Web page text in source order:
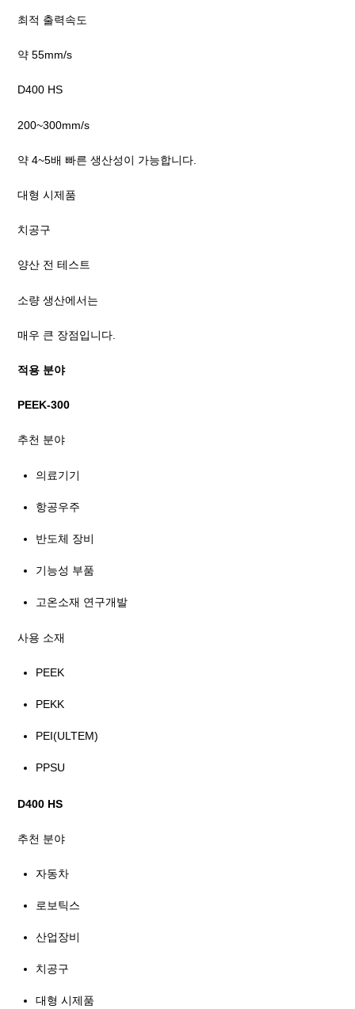
최적 출력속도
약 55mm/s
D400 HS
200~300mm/s
약 4~5배 빠른 생산성이 가능합니다.
대형 시제품
치공구
양산 전 테스트
소량 생산에서는
매우 큰 장점입니다.
적용 분야
PEEK-300
추천 분야
의료기기
항공우주
반도체 장비
기능성 부품
고온소재 연구개발
사용 소재
PEEK
PEKK
PEI(ULTEM)
PPSU
D400 HS
추천 분야
자동차
로보틱스
산업장비
치공구
대형 시제품